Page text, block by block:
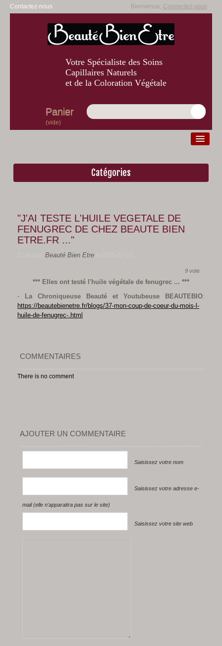
Contactez-nous Bienvenue, Connectez-vous
Votre Spécialiste des Soins
Capillaires Naturels
et de la Coloration Végétale
Panier
(vide)
Bien-être
Santé
Parrainage
Le Blog BBE
greenwhey
Catégories
"J'AI TESTE L'HUILE VEGETALE DE
FENUGREC DE CHEZ BEAUTE BIEN
ETRE.FR ..."
Beauté Bien Etre
9 vote
*** Elles ont testé l'huile végétale de fenugrec ... ***
-
La Chroniqueuse Beauté et Youtubeuse BEAUTEBIO:
https://beautebienetre.fr/blogs/37-mon-coup-de-coeur-du-mois-l-
huile-de-fenugrec-.html
COMMENTAIRES
There is no comment
AJOUTER UN COMMENTAIRE
Saisissez votre nom
Saisissez votre adresse e-
mail (elle n'apparaitra pas sur le site)
Saisissez votre site web